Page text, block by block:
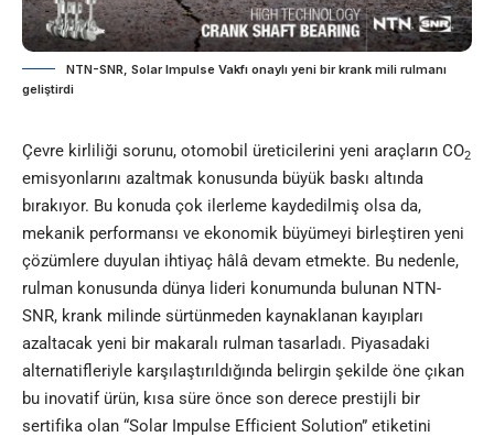
NTN-SNR, Solar Impulse Vakfı onaylı yeni bir krank mili rulmanı
geliştirdi
Çevre kirliliği sorunu, otomobil üreticilerini yeni araçların CO2
emisyonlarını azaltmak konusunda büyük baskı altında
bırakıyor. Bu konuda çok ilerleme kaydedilmiş olsa da,
mekanik performansı ve ekonomik büyümeyi birleştiren yeni
çözümlere duyulan ihtiyaç hâlâ devam etmekte. Bu nedenle,
rulman konusunda dünya lideri konumunda bulunan NTN-
SNR, krank milinde sürtünmeden kaynaklanan kayıpları
azaltacak yeni bir makaralı rulman tasarladı. Piyasadaki
alternatifleriyle karşılaştırıldığında belirgin şekilde öne çıkan
bu inovatif ürün, kısa süre önce son derece prestijli bir
sertifika olan “Solar Impulse Efficient Solution” etiketini